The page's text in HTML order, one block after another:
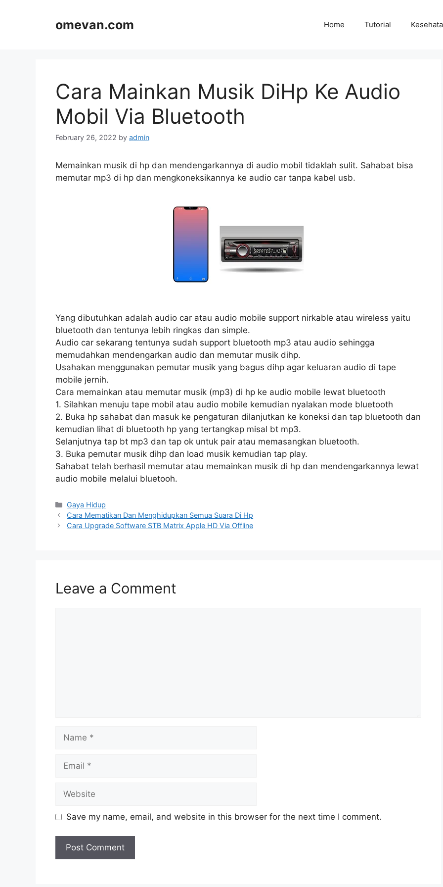
omevan.com Home Tutorial
Cara Mainkan Musik DiHp Ke Audio
Mobil Via Bluetooth
February 26, 2022 by admin
Memainkan musik di hp dan mendengarkannya di audio mobil tidaklah sulit. Sahabat bisa
memutar mp3 di hp dan mengkoneksikannya ke audio car tanpa kabel usb.
Yang dibutuhkan adalah audio car atau audio mobile support nirkable atau wireless yaitu
bluetooth dan tentunya lebih ringkas dan simple.
Audio car sekarang tentunya sudah support bluetooth mp3 atau audio sehingga
memudahkan mendengarkan audio dan memutar musik dihp.
Usahakan menggunakan pemutar musik yang bagus dihp agar keluaran audio di tape
mobile jernih.
Cara memainkan atau memutar musik (mp3) di hp ke audio mobile lewat bluetooth
1. Silahkan menuju tape mobil atau audio mobile kemudian nyalakan mode bluetooth
2. Buka hp sahabat dan masuk ke pengaturan dilanjutkan ke koneksi dan tap bluetooth dan
kemudian lihat di bluetooth hp yang tertangkap misal bt mp3.
Selanjutnya tap bt mp3 dan tap ok untuk pair atau memasangkan bluetooth.
3. Buka pemutar musik dihp dan load musik kemudian tap play.
Sahabat telah berhasil memutar atau memainkan musik di hp dan mendengarkannya lewat
audio mobile melalui bluetooh.
Categories
Gaya Hidup
Cara Mematikan Dan Menghidupkan Semua Suara Di Hp
Cara Upgrade Software STB Matrix Apple HD Via Offline
Leave a Comment
Name
Email
Website
Save my name, email, and website in this browser for the next time I comment.